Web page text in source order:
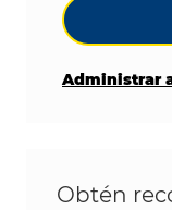
Administrar
Obtén